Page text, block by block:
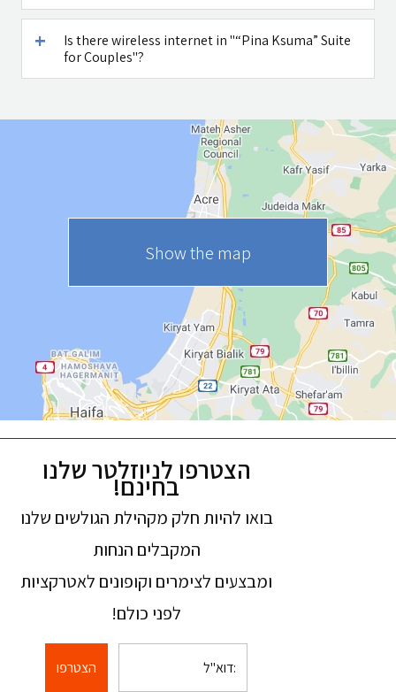
Is there wireless internet in "“Pina Ksuma” Suite
for Couples"?
Show the map
הצטרפו לניוזלטר שלנו
בחינם!
בואו להיות חלק מקהילת הגולשים שלנו
המקבלים הנחות
ומבצעים לצימרים וקופונים לאטרקציות
לפני כולם!
הצטרפו